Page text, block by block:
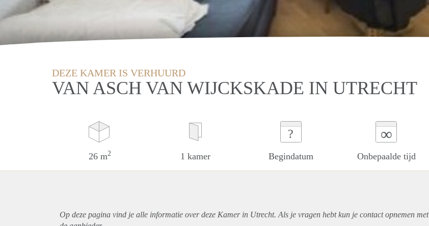
DEZE KAMER IS VERHUURD
VAN ASCH VAN WIJCKSKADE IN UTRECHT
26 m2 1 kamer
?
Begindatum
∞
Onbepaalde tijd
Op deze pagina vind je alle informatie over deze Kamer in Utrecht. Als je vragen hebt kun je contact opnemen met